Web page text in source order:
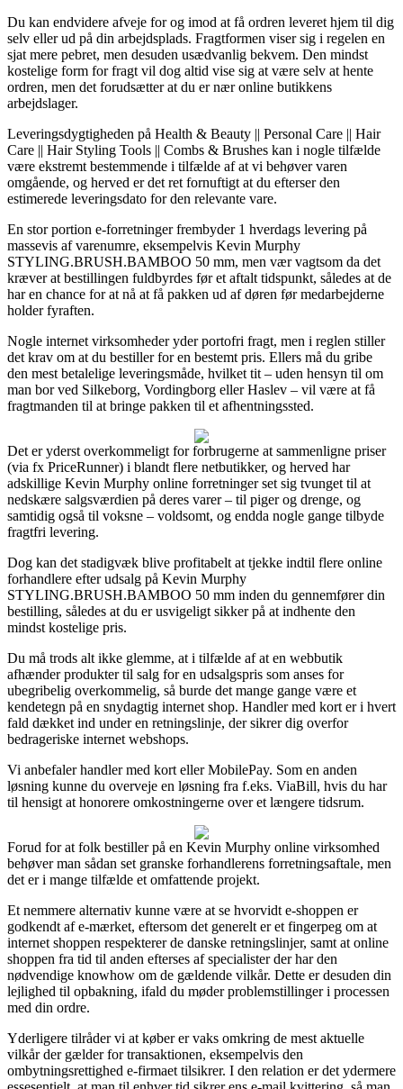
Du kan endvidere afveje for og imod at få ordren leveret hjem til dig
selv eller ud på din arbejdsplads. Fragtformen viser sig i regelen en
sjat mere pebret, men desuden usædvanlig bekvem. Den mindst
kostelige form for fragt vil dog altid vise sig at være selv at hente
ordren, men det forudsætter at du er nær online butikkens
arbejdslager.
Leveringsdygtigheden på Health & Beauty || Personal Care || Hair
Care || Hair Styling Tools || Combs & Brushes kan i nogle tilfælde
være ekstremt bestemmende i tilfælde af at vi behøver varen
omgående, og herved er det ret fornuftigt at du efterser den
estimerede leveringsdato for den relevante vare.
En stor portion e-forretninger frembyder 1 hverdags levering på
massevis af varenumre, eksempelvis Kevin Murphy
STYLING.BRUSH.BAMBOO 50 mm, men vær vagtsom da det
kræver at bestillingen fuldbyrdes før et aftalt tidspunkt, således at de
har en chance for at nå at få pakken ud af døren før medarbejderne
holder fyraften.
Nogle internet virksomheder yder portofri fragt, men i reglen stiller
det krav om at du bestiller for en bestemt pris. Ellers må du gribe
den mest betalelige leveringsmåde, hvilket tit – uden hensyn til om
man bor ved Silkeborg, Vordingborg eller Haslev – vil være at få
fragtmanden til at bringe pakken til et afhentningssted.
Det er yderst overkommeligt for forbrugerne at sammenligne priser
(via fx PriceRunner) i blandt flere netbutikker, og herved har
adskillige Kevin Murphy online forretninger set sig tvunget til at
nedskære salgsværdien på deres varer – til piger og drenge, og
samtidig også til voksne – voldsomt, og endda nogle gange tilbyde
fragtfri levering.
Dog kan det stadigvæk blive profitabelt at tjekke indtil flere online
forhandlere efter udsalg på Kevin Murphy
STYLING.BRUSH.BAMBOO 50 mm inden du gennemfører din
bestilling, således at du er usvigeligt sikker på at indhente den
mindst kostelige pris.
Du må trods alt ikke glemme, at i tilfælde af at en webbutik
afhænder produkter til salg for en udsalgspris som anses for
ubegribelig overkommelig, så burde det mange gange være et
kendetegn på en snydagtig internet shop. Handler med kort er i hvert
fald dækket ind under en retningslinje, der sikrer dig overfor
bedrageriske internet webshops.
Vi anbefaler handler med kort eller MobilePay. Som en anden
løsning kunne du overveje en løsning fra f.eks. ViaBill, hvis du har
til hensigt at honorere omkostningerne over et længere tidsrum.
Forud for at folk bestiller på en Kevin Murphy online virksomhed
behøver man sådan set granske forhandlerens forretningsaftale, men
det er i mange tilfælde et omfattende projekt.
Et nemmere alternativ kunne være at se hvorvidt e-shoppen er
godkendt af e-mærket, eftersom det generelt er et fingerpeg om at
internet shoppen respekterer de danske retningslinjer, samt at online
shoppen fra tid til anden efterses af specialister der har den
nødvendige knowhow om de gældende vilkår. Dette er desuden din
lejlighed til opbakning, ifald du møder problemstillinger i processen
med din ordre.
Yderligere tilråder vi at køber er vaks omkring de mest aktuelle
vilkår der gælder for transaktionen, eksempelvis den
ombytningsrettighed e-firmaet tilsikrer. I den relation er det ydermere